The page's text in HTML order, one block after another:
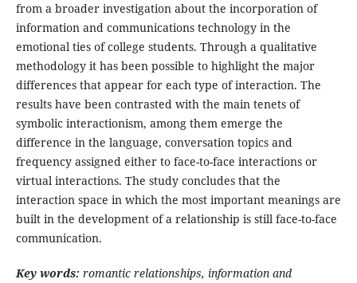
from a broader investigation about the incorporation of
information and communications technology in the
emotional ties of college students. Through a qualitative
methodology it has been possible to highlight the major
differences that appear for each type of interaction. The
results have been contrasted with the main tenets of
symbolic interactionism, among them emerge the
difference in the language, conversation topics and
frequency assigned either to face-to-face interactions or
virtual interactions. The study concludes that the
interaction space in which the most important meanings are
built in the development of a relationship is still face-to-face
communication.
Key words: romantic relationships, information and